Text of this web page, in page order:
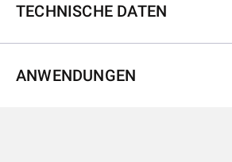
TECHNISCHE DATEN
CX243XP
ANWENDUNGEN